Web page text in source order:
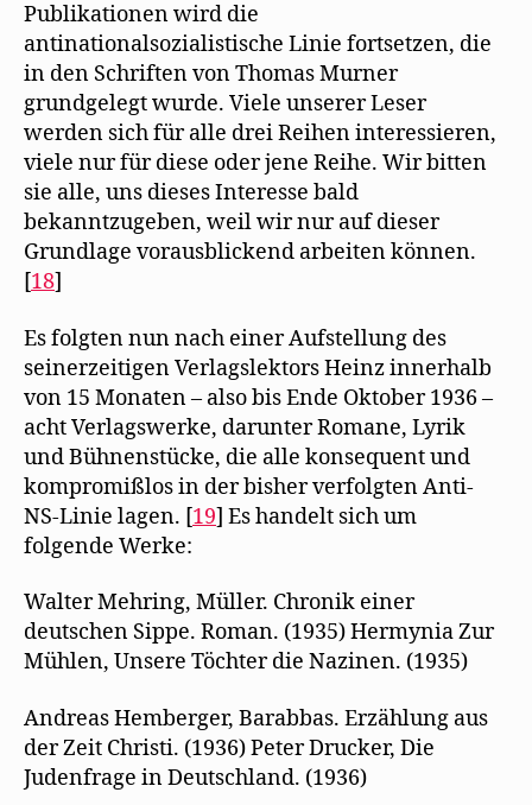
Publikationen wird die
antinationalsozialistische Linie fortsetzen, die
in den Schriften von Thomas Murner
grundgelegt wurde. Viele unserer Leser
werden sich für alle drei Reihen interessieren,
viele nur für diese oder jene Reihe. Wir bitten
sie alle, uns dieses Interesse bald
bekanntzugeben, weil wir nur auf dieser
Grundlage vorausblickend arbeiten können.
[18]
Es folgten nun nach einer Aufstellung des
seinerzeitigen Verlagslektors Heinz innerhalb
von 15 Monaten – also bis Ende Oktober 1936 –
acht Verlagswerke, darunter Romane, Lyrik
und Bühnenstücke, die alle konsequent und
kompromißlos in der bisher verfolgten Anti-
NS-Linie lagen. [19] Es handelt sich um
folgende Werke:
Walter Mehring, Müller. Chronik einer
deutschen Sippe. Roman. (1935) Hermynia Zur
Mühlen, Unsere Töchter die Nazinen. (1935)
Andreas Hemberger, Barabbas. Erzählung aus
der Zeit Christi. (1936) Peter Drucker, Die
Judenfrage in Deutschland. (1936)